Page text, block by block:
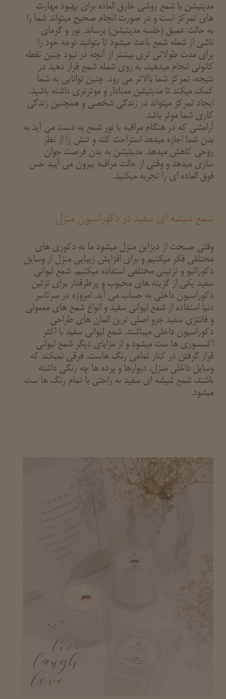
مدیتیشن با شمع روشی خارق العاده برای بهبود مهارت
های تمرکز است و در صورت انجام صحیح میتواند شما را
به حالت عمیق (خلسه مدیتیشن) برساند. نور و گرمای
ناشی از شعله شمع باعث میشود تا بتوانید توجه خود را
برای مدت طولانی تری بیشتر از آنچه در نبود چنین نقطه
کانونی انجام میدهید، به روی شعله شمع قرار دهید در
نتیجه، تمرکز شما بالاتر می رود. چنین توانایی به شما
کمک میکند تا مدیتیشن معنادار و موثرتری داشته باشید.
ایجاد تمرکز میتواند در زندگی شخصی و همچنین زندگی
کاری شما موثر باشد.
آرامشی که در هنگام مراقبه با نور شمع به دست می آید به
بدن شما اجازه میدهد استراحت کند و تنش را از نظر
روحی کاهش میدهد. مدیتیشن به بدن فرصت جوان
سازی میدهد و وقتی از حالت مراقبه بیرون می آیید حس
فوق العاده ای را تجربه میکنید.
شمع شیشه ای سفید در دکوراسیون منزل
وقتی صبحت از دیزاین منزل میشود ما به دکوری های
مختلفی فکر میکنیم و برای افزایش زیبایی منزل از وسایل
دکوراتیو و تزئینی مختلفی استفاده میکنیم. شمع لیوانی
سفید یکی از گزینه های محبوب و پرطرفدار برای تزئین
دکوراسیون داخلی به حساب می آید. امروزه در سرتاسر
دنیا استفاده از شمع لیوانی سفید و انواع شمع های معمولی
و فانتزی سفید جزو اصلی ترین المان های طراحی
دکوراسیون داخلی میباشند. شمع لیوانی سفید با اکثر
اکسسوری ها ست میشود و از مزایای دیگر شمع لیوانی
قرار گرفتن در کنار تمامی رنگ هاست. فرقی نمیکند که
وسایل داخلی منزل، دیوارها و پرده ها چه رنگی داشته
باشند، شمع شیشه ای سفید به راحتی با تمام رنگ ها ست
میشود.